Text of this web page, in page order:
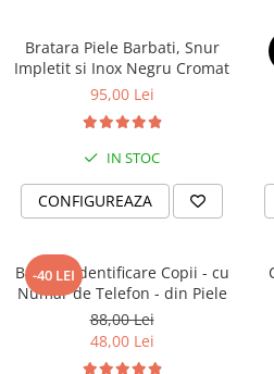
peste 8 ani de experiență. Oferim garanție
dacă este necesar. Transportul pentru
costul reparațiilor poate fi acoperit de
Bratara Piele Barbati, Snur
Impletit si Inox Negru Cromat
95,00 Lei
IN STOC
CONFIGUREAZA
-40 LEI
Bratara identificare Copii - cu
Numar de Telefon - din Piele
88,00 Lei
48,00 Lei